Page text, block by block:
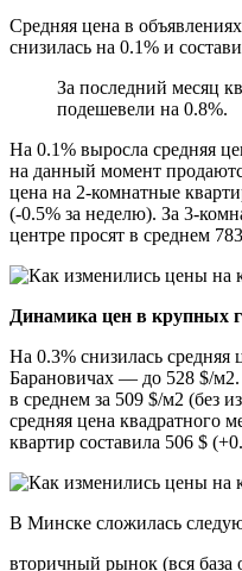
Средняя цена в
снизилась на 0.1% и
За последний месяц
подешевели на 0.8%.
На 0.1% выросла средняя
на данный момент
цена на 2-комнатные
(-0.5% за неделю). За 3-
центре просят в среднем
Динамика цен в крупных
На 0.3% снизилась средняя
Барановичах — до 528 $/
в среднем за 509 $/м2 (без
средняя цена квадратного
квартир составила 506 $
В Минске сложилась
вторичный рынок (вся